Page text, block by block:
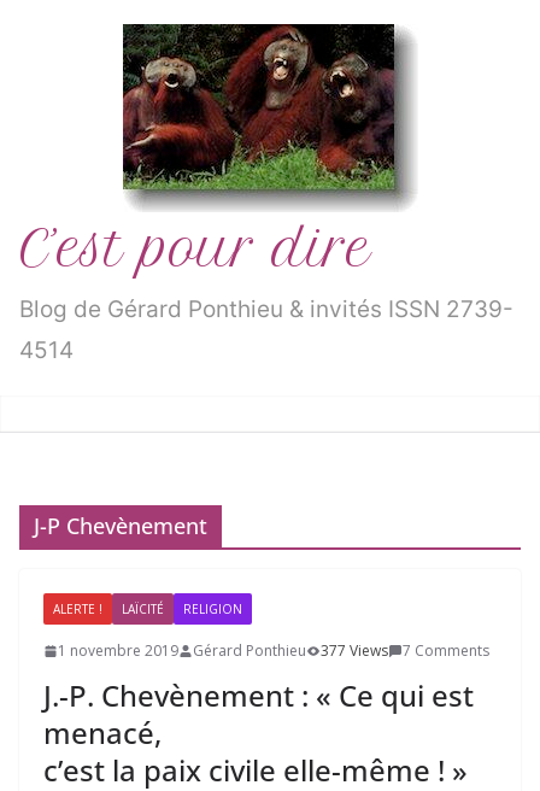
C’est pour dire
Blog de Gérard Ponthieu & invités ISSN 2739-
4514
J-P Chevènement
ALERTE ! LAÏCITÉ RELIGION
1 novembre 2019 Gérard Ponthieu 377 Views 7 Comments
J.-P. Chevènement : « Ce qui est
menacé,
c’est la paix civile elle-même ! »